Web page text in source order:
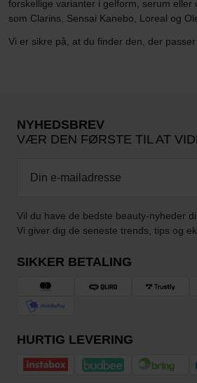
forskellige varianter i gelform, serum
som Clarins, Sensai Kanebo, Loreal og
Vi er sikre på, at du finder den, der
NYHEDSBREV
VÆR DEN FØRSTE TIL AT
Vil du have de bedste beauty-nyheder
Vi giver dig de seneste trends, tips og
SIKKER BETALING
HURTIG LEVERING